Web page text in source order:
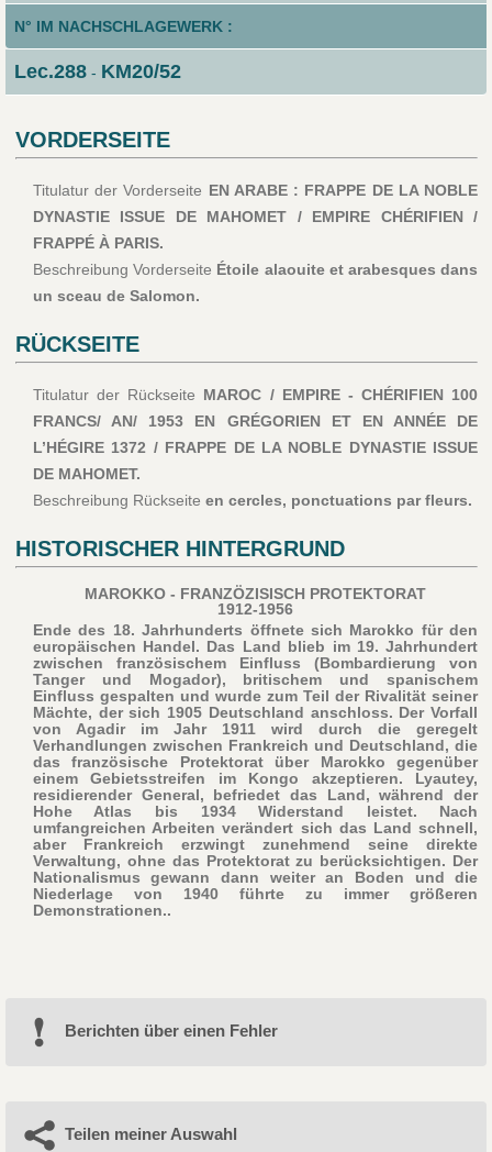
N° IM NACHSCHLAGEWERK :
Lec.288- KM20/52
VORDERSEITE
Titulatur der Vorderseite EN ARABE : FRAPPE DE LA NOBLE
DYNASTIE ISSUE DE MAHOMET / EMPIRE CHÉRIFIEN /
FRAPPÉ À PARIS.
Beschreibung Vorderseite Étoile alaouite et arabesques dans
un sceau de Salomon.
RÜCKSEITE
Titulatur der Rückseite MAROC / EMPIRE - CHÉRIFIEN 100
FRANCS/ AN/ 1953 EN GRÉGORIEN ET EN ANNÉE DE
L’HÉGIRE 1372 / FRAPPE DE LA NOBLE DYNASTIE ISSUE
DE MAHOMET.
Beschreibung Rückseite en cercles, ponctuations par fleurs.
HISTORISCHER HINTERGRUND
MAROKKO - FRANZÖZISISCH PROTEKTORAT
1912-1956
Ende des 18. Jahrhunderts öffnete sich Marokko für den
europäischen Handel. Das Land blieb im 19. Jahrhundert
zwischen französischem Einfluss (Bombardierung von
Tanger und Mogador), britischem und spanischem
Einfluss gespalten und wurde zum Teil der Rivalität seiner
Mächte, der sich 1905 Deutschland anschloss. Der Vorfall
von Agadir im Jahr 1911 wird durch die geregelt
Verhandlungen zwischen Frankreich und Deutschland, die
das französische Protektorat über Marokko gegenüber
einem Gebietsstreifen im Kongo akzeptieren. Lyautey,
residierender General, befriedet das Land, während der
Hohe Atlas bis 1934 Widerstand leistet. Nach
umfangreichen Arbeiten verändert sich das Land schnell,
aber Frankreich erzwingt zunehmend seine direkte
Verwaltung, ohne das Protektorat zu berücksichtigen. Der
Nationalismus gewann dann weiter an Boden und die
Niederlage von 1940 führte zu immer größeren
Demonstrationen..
Berichten über einen Fehler
Teilen meiner Auswahl